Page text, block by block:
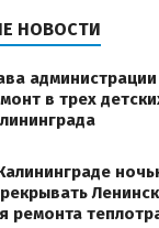
НОВОСТИ
в трех
ремонта